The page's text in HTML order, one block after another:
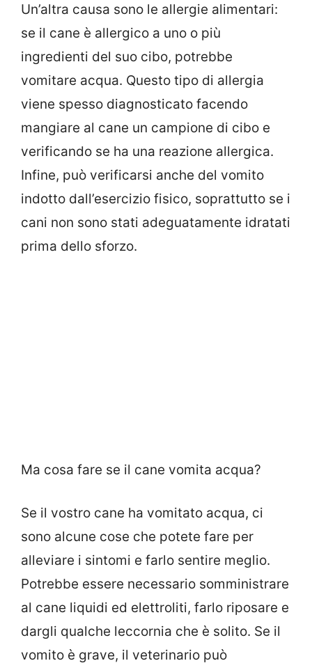
Un’altra causa sono le allergie alimentari:
se il cane è allergico a uno o più
ingredienti del suo cibo, potrebbe
vomitare acqua. Questo tipo di allergia
viene spesso diagnosticato facendo
mangiare al cane un campione di cibo e
verificando se ha una reazione allergica.
Infine, può verificarsi anche del vomito
indotto dall’esercizio fisico, soprattutto se i
cani non sono stati adeguatamente idratati
prima dello sforzo.
Ma cosa fare se il cane vomita acqua?
Se il vostro cane ha vomitato acqua, ci
sono alcune cose che potete fare per
alleviare i sintomi e farlo sentire meglio.
Potrebbe essere necessario somministrare
al cane liquidi ed elettroliti, farlo riposare e
dargli qualche leccornia che è solito. Se il
vomito è grave, il veterinario può